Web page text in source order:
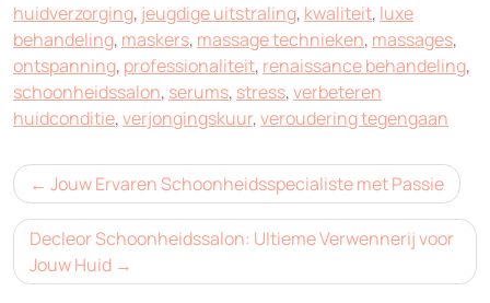
huidverzorging, jeugdige uitstraling, kwaliteit, luxe
behandeling, maskers, massage technieken, massages,
ontspanning, professionaliteit, renaissance behandeling,
schoonheidssalon, serums, stress,verbeteren
huidconditie,verjongingskuur,veroudering tegengaan
Bericht
navigatie
Jouw Ervaren Schoonheidsspecialiste met Passie
Decleor Schoonheidssalon: Ultieme Verwennerij voor
Jouw Huid